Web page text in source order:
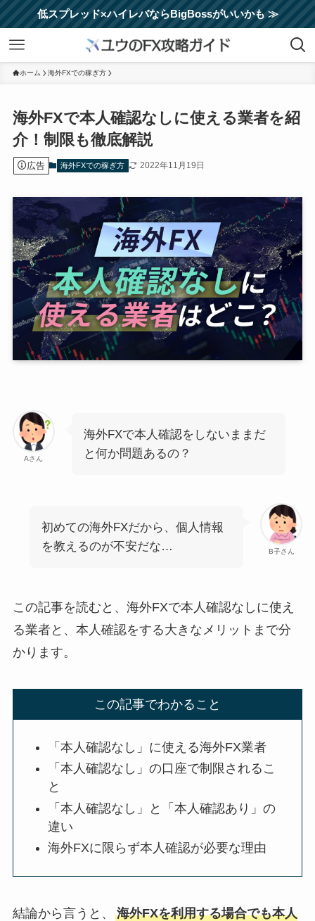
低スプレッド×ハイレバならBigBossがいいかも ≫
ホーム 海外FXでの稼ぎ方
海外FXで本人確認なしに使える業者を紹
介！制限も徹底解説
広告 海外FXでの稼ぎ方 2022年11月19日
Aさん
海外FXで本人確認をしないままだ
と何か問題あるの？
B子さん
初めての海外FXだから、個人情報
を教えるのが不安だな…
この記事を読むと、海外FXで本人確認なしに使え
る業者と、本人確認をする大きなメリットまで分
かります。
この記事でわかること
「本人確認なし」に使える海外FX業者
「本人確認なし」の口座で制限されるこ
と
「本人確認なし」と「本人確認あり」の
違い
海外FXに限らず本人確認が必要な理由
結論から言うと、
海外FXを利用する場合でも本人